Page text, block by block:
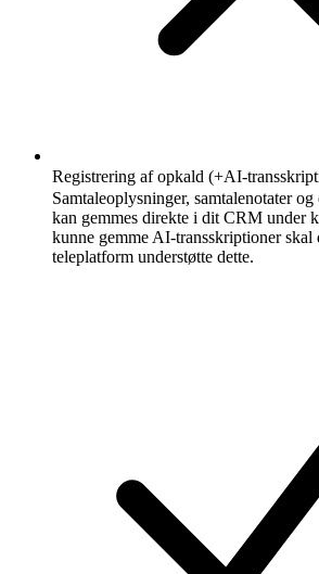
Registrering af opkald (+AI-
Samtaleoplysninger, samtalenotater
kan gemmes direkte i dit CRM under
kunne gemme AI-transskriptioner skal
teleplatform understøtte dette.